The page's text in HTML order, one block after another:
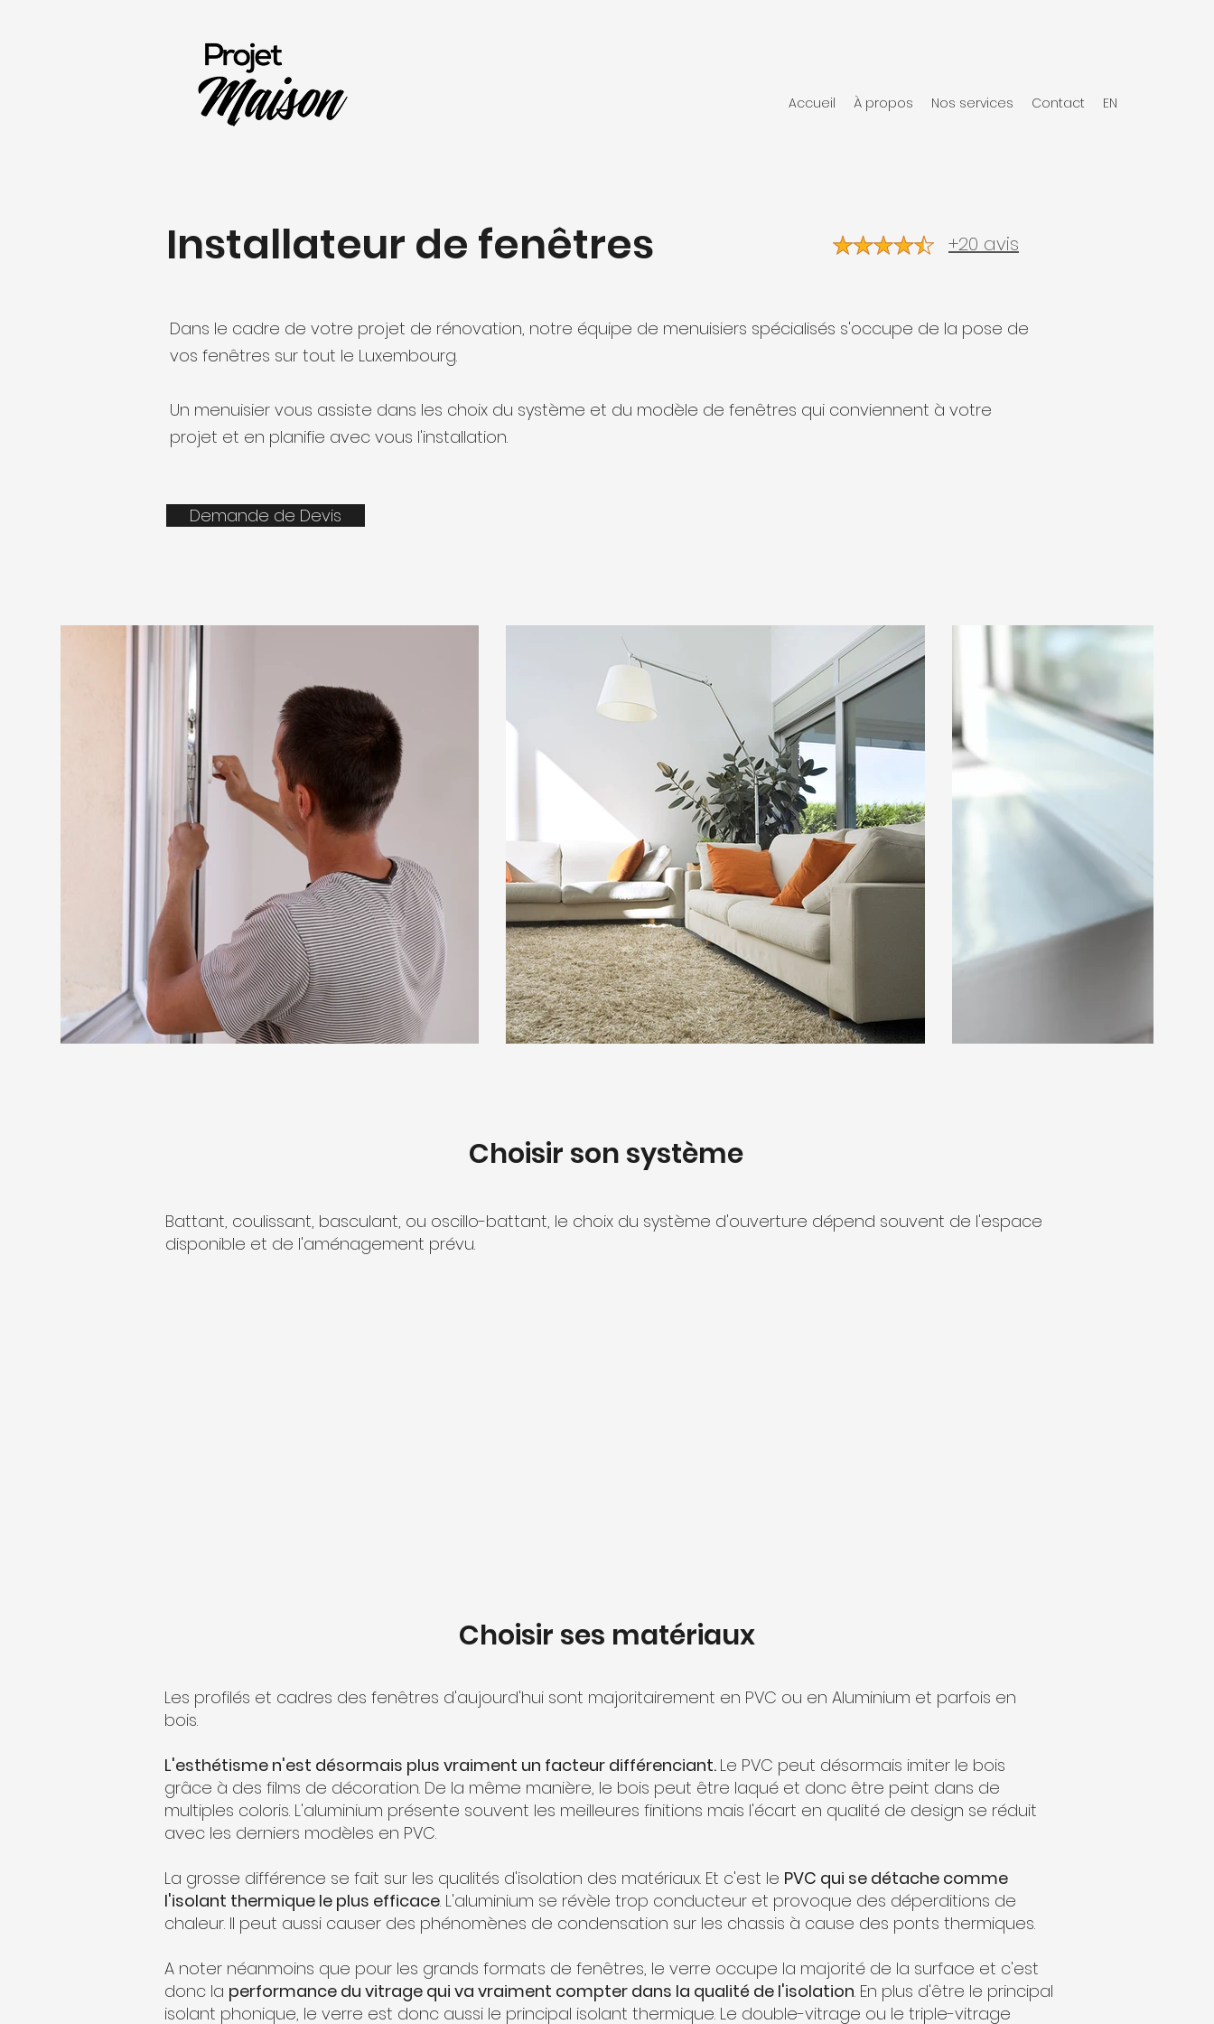
Accueil À propos Nos services Contact EN
Installateur de fenêtres +20 avis
Dans le cadre de votre projet de rénovation, notre équipe de menuisiers spécialisés s'occupe de la pose de
vos fenêtres sur tout le Luxembourg.
Un menuisier vous assiste dans les choix du système et du modèle de fenêtres qui conviennent à votre
projet et en planifie avec vous l'installation.
Demande de Devis
Choisir son système
Battant, coulissant, basculant, ou oscillo-battant, le choix du système d'ouverture dépend souvent de l'espace
disponible et de l'aménagement prévu.
Choisir ses matériaux
Les profilés et cadres des fenêtres d'aujourd'hui sont majoritairement en PVC ou en Aluminium et parfois en
bois.
L'esthétisme n'est désormais plus vraiment un facteur différenciant. Le PVC peut désormais imiter le bois
grâce à des films de décoration. De la même manière, le bois peut être laqué et donc être peint dans de
multiples coloris. L'aluminium présente souvent les meilleures finitions mais l'écart en qualité de design se réduit
avec les derniers modèles en PVC.
La grosse différence se fait sur les qualités d'isolation des matériaux. Et c'est le PVC qui se détache comme
l'isolant thermique le plus efficace. L'aluminium se révèle trop conducteur et provoque des déperditions de
chaleur. Il peut aussi causer des phénomènes de condensation sur les chassis à cause des ponts thermiques.
A noter néanmoins que pour les grands formats de fenêtres, le verre occupe la majorité de la surface et c'est
donc la performance du vitrage qui va vraiment compter dans la qualité de l'isolation. En plus d'être le principal
isolant phonique, le verre est donc aussi le principal isolant thermique. Le double-vitrage ou le triple-vitrage